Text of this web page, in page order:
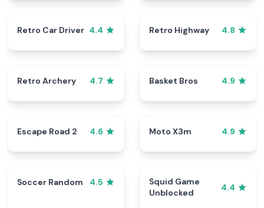
Retro Car Driver 4.4 Retro Highway 4.8
Retro Archery 4.7 Basket Bros 4.9
Escape Road 2 4.6 Moto X3m 4.9
Soccer Random 4.5
Squid Game
Unblocked
4.4